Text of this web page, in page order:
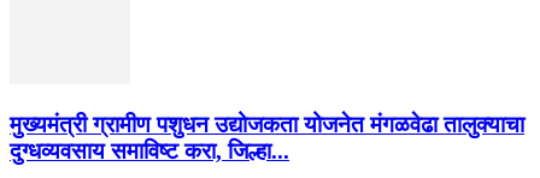
मुख्यमंत्री ग्रामीण पशुधन उद्योजकता योजनेत मंगळवेढा तालुक्याचा
दुग्धव्यवसाय समाविष्ट करा, जिल्हा...